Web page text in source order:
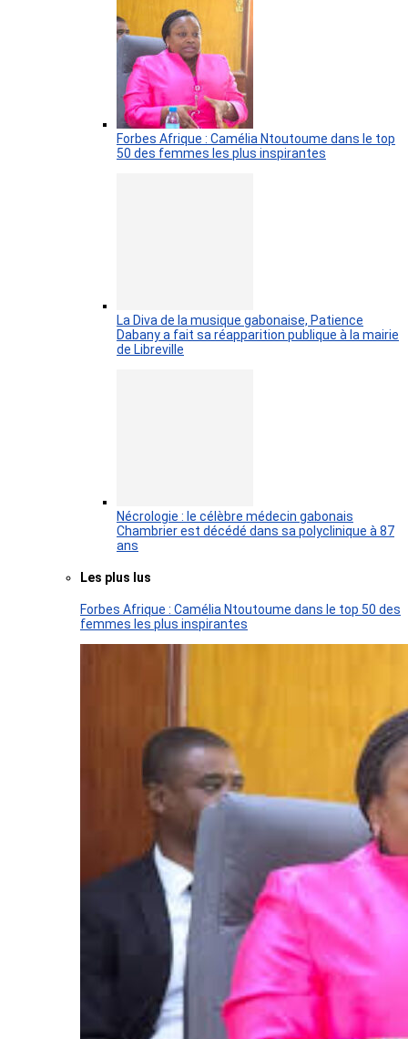
Forbes Afrique : Camélia Ntoutoume dans le top
50 des femmes les plus inspirantes
La Diva de la musique gabonaise, Patience
Dabany a fait sa réapparition publique à la mairie
de Libreville
Nécrologie : le célèbre médecin gabonais
Chambrier est décédé dans sa polyclinique à 87
ans
Les plus lus
Forbes Afrique : Camélia Ntoutoume dans le top 50 des
femmes les plus inspirantes